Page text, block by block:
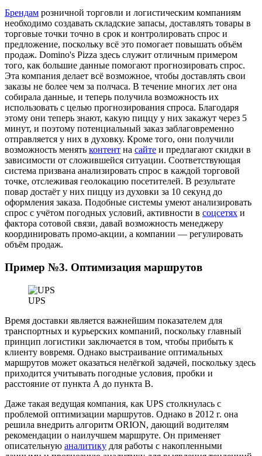
Брендам розничной торговли и логистическим компаниям
необходимо создавать складские запасы, доставлять товары в
торговые точки точно в срок и контролировать спрос и
предложение, поскольку всё это помогает повышать объём
продаж. Domino's Pizza здесь служит отличным примером
того, как большие данные помогают прогнозировать спрос.
Эта компания делает всё возможное, чтобы доставлять свои
заказы не более чем за полчаса. В течение многих лет она
собирала данные, и теперь получила возможность их
использовать с целью прогнозирования спроса. Благодаря
этому они теперь знают, какую пиццу у них закажут через 5
минут, и поэтому потенциальный заказ заблаговременно
отправляется у них в духовку. Кроме того, они получили
возможность менять контент на сайте и предлагают скидки в
зависимости от сложившейся ситуации. Соответствующая
система призвана анализировать спрос в каждой торговой
точке, отслеживая геолокацию посетителей. В результате
повар достаёт у них пиццу из духовки за 10 секунд до
оформления заказа. Подобные системы умеют анализировать
спрос с учётом погодных условий, активности в соцсетях и
фактора сотовой связи, давай возможность менеджеру
координировать промо-акции, а компании — регулировать
объём продаж.
Пример №3. Оптимизация маршрутов
UPS
Время доставки является важнейшим показателем для
транспортных и курьерских компаний, поскольку главный
принцип логистики заключается в том, чтобы прибыть к
клиенту вовремя. Однако выстраивание оптимальных
маршрутов может оказаться нелёгкой задачей, поскольку здесь
приходится учитывать погодные условия, пробки и
расстояние от пункта А до пункта В.
Даже такая ведущая компания, как UPS столкнулась с
проблемой оптимизации маршрутов. Однако в 2012 г. она
решила внедрить алгоритм ORION, дающий водителям
рекомендации о наилучшем маршруте. Он применяет
описательную аналитику для работы с накопленными